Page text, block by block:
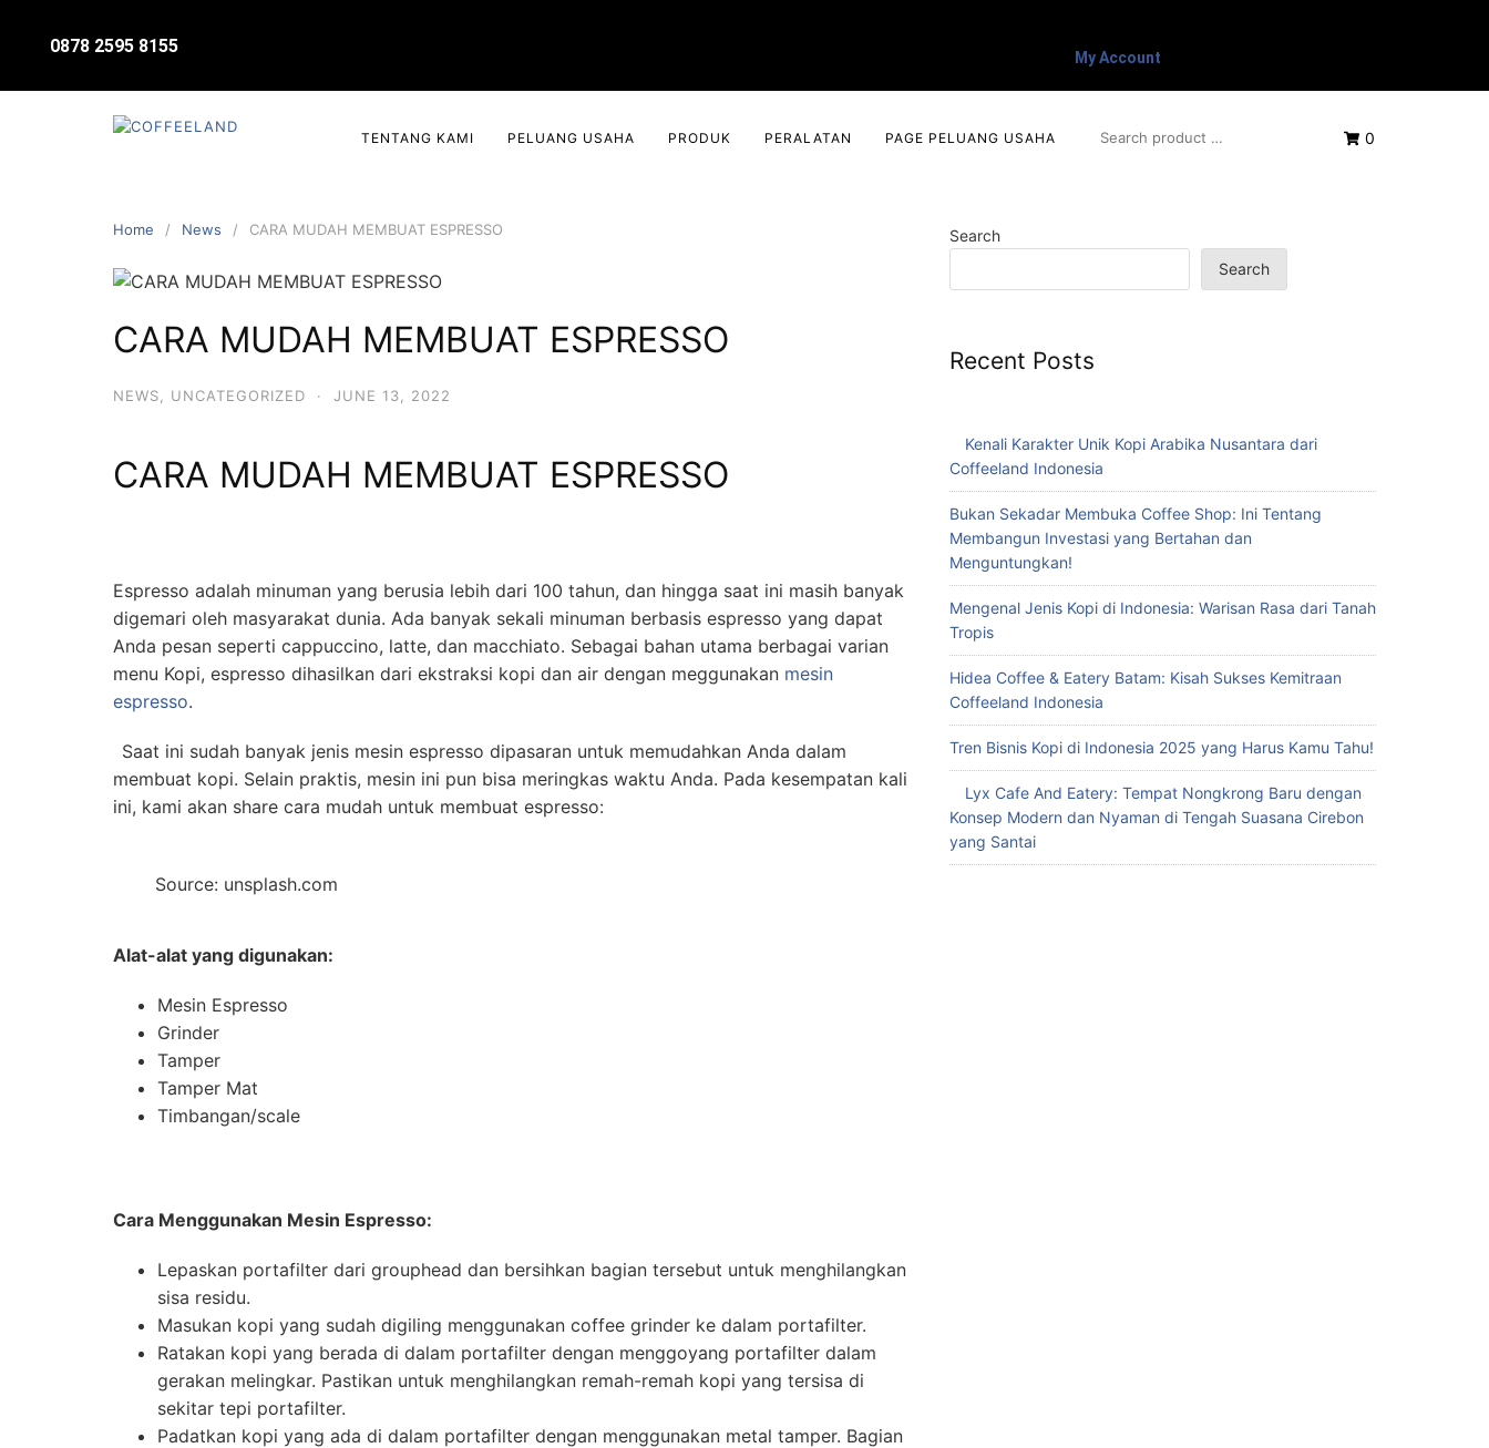
0878 2595 8155
My Account
0
TENTANG KAMI PELUANG USAHA PRODUK PERALATAN PAGE PELUANG USAHA
Home News CARA MUDAH MEMBUAT ESPRESSO
CARA MUDAH MEMBUAT ESPRESSO
NEWS UNCATEGORIZED · JUNE 13, 2022
CARA MUDAH MEMBUAT ESPRESSO
Espresso adalah minuman yang berusia lebih dari 100 tahun, dan hingga saat ini masih banyak
digemari oleh masyarakat dunia. Ada banyak sekali minuman berbasis espresso yang dapat
Anda pesan seperti cappuccino, latte, dan macchiato. Sebagai bahan utama berbagai varian
menu Kopi, espresso dihasilkan dari ekstraksi kopi dan air dengan meggunakan mesin
espresso.
Saat ini sudah banyak jenis mesin espresso dipasaran untuk memudahkan Anda dalam
membuat kopi. Selain praktis, mesin ini pun bisa meringkas waktu Anda. Pada kesempatan kali
ini, kami akan share cara mudah untuk membuat espresso:
Source: unsplash.com
Alat-alat yang digunakan:
Mesin Espresso
Grinder
Tamper
Tamper Mat
Timbangan/scale
Cara Menggunakan Mesin Espresso:
Lepaskan portafilter dari grouphead dan bersihkan bagian tersebut untuk menghilangkan
sisa residu.
Masukan kopi yang sudah digiling menggunakan coffee grinder ke dalam portafilter.
Ratakan kopi yang berada di dalam portafilter dengan menggoyang portafilter dalam
gerakan melingkar. Pastikan untuk menghilangkan remah-remah kopi yang tersisa di
sekitar tepi portafilter.
Padatkan kopi yang ada di dalam portafilter dengan menggunakan metal tamper. Bagian
Search
Search
Recent Posts
Kenali Karakter Unik Kopi Arabika Nusantara dari
Coffeeland Indonesia
Bukan Sekadar Membuka Coffee Shop: Ini Tentang
Membangun Investasi yang Bertahan dan
Menguntungkan!
Mengenal Jenis Kopi di Indonesia: Warisan Rasa dari Tanah
Tropis
Hidea Coffee & Eatery Batam: Kisah Sukses Kemitraan
Coffeeland Indonesia
Tren Bisnis Kopi di Indonesia 2025 yang Harus Kamu Tahu!
Lyx Cafe And Eatery: Tempat Nongkrong Baru dengan
Konsep Modern dan Nyaman di Tengah Suasana Cirebon
yang Santai